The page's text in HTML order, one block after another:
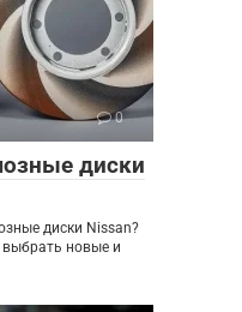
0
диски
диски Nissan?
выбрать новые и